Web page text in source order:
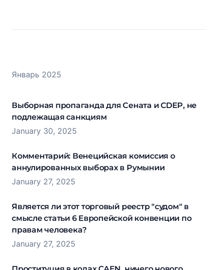
Январь 2025
Выборная пропаганда для Сената и CDEP, не
подлежащая санкциям
January 30, 2025
Комментарий: Венецийская комиссия о
аннулированных выборах в Румынии
January 27, 2025
Является ли этот торговый реестр "судом" в
смысле статьи 6 Европейской конвенции по
правам человека?
January 27, 2025